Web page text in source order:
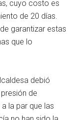
cuyo costo es
de 20 días.
garantizar estas
que lo
debió
de
la par que las